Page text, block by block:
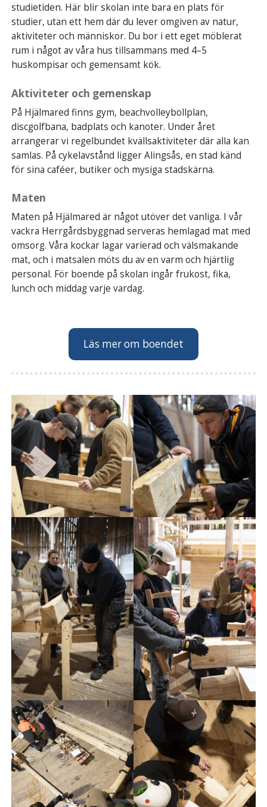
studietiden. Här blir skolan inte bara en plats för
studier, utan ett hem där du lever omgiven av natur,
aktiviteter och människor. Du bor i ett eget möblerat
rum i något av våra hus tillsammans med 4–5
huskompisar och gemensamt kök.
Aktiviteter och gemenskap
På Hjälmared finns gym, beachvolleybollplan,
discgolfbana, badplats och kanoter. Under året
arrangerar vi regelbundet kvällsaktiviteter där alla kan
samlas. På cykelavstånd ligger Alingsås, en stad känd
för sina caféer, butiker och mysiga stadskärna.
Maten
Maten på Hjälmared är något utöver det vanliga. I vår
vackra Herrgårdsbyggnad serveras hemlagad mat med
omsorg. Våra kockar lagar varierad och välsmakande
mat, och i matsalen möts du av en varm och hjärtlig
personal. För boende på skolan ingår frukost, fika,
lunch och middag varje vardag.
Läs mer om boendet